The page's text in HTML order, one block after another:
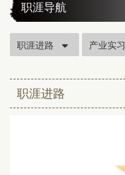
职涯导航
职涯进路 产业实习
职涯进路